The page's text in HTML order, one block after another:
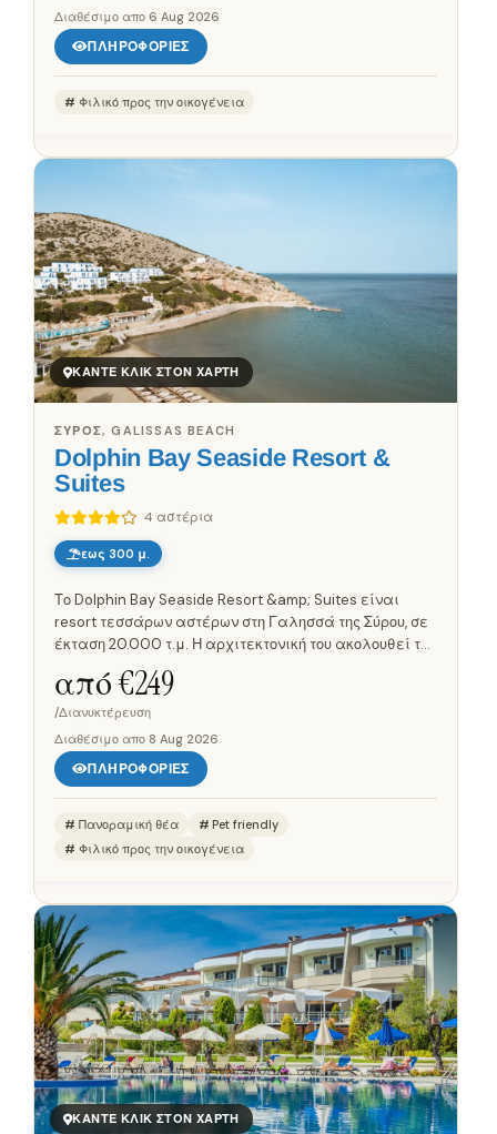
Διαθέσιμο απο 6 Aug 2026
ΠΛΗΡΟΦΟΡΊΕΣ
Φιλικό προς την οικογένεια
ΚΆΝΤΕ ΚΛΙΚ ΣΤΟΝ ΧΆΡΤΗ
Dolphin Bay Seaside Resort &
Suites
4 αστέρια
ΣΎΡΟΣ, GALISSAS BEACH
εως 300 μ.
Το Dolphin Bay Seaside Resort &amp; Suites είναι
resort τεσσάρων αστέρων στη Γαλησσά της Σύρου, σε
έκταση 20.000 τ.μ. Η αρχιτεκτονική του ακολουθεί την
κυκλαδίτικη παράδοση, με αμφιθεατρική ανάπτυξη,
επίπεδα, φυσική...
από €249
/Διανυκτέρευση
Διαθέσιμο απο 8 Aug 2026
ΠΛΗΡΟΦΟΡΊΕΣ
Πανοραμική θέα
Pet friendly
Φιλικό προς την οικογένεια
ΚΆΝΤΕ ΚΛΙΚ ΣΤΟΝ ΧΆΡΤΗ